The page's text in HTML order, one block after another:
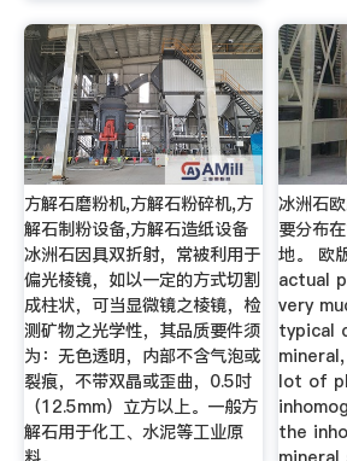
方解石磨粉机,方解石粉碎机,方
解石制粉设备,方解石造纸设备
冰洲石因具双折射，常被利用于
偏光棱镜，如以一定的方式切割
成柱状，可当显微镜之棱镜，检
测矿物之光学性，其品质要件须
为：无色透明，内部不含气泡或
裂痕，不带双晶或歪曲，0.5吋
（12.5mm）立方以上。一般方
解石用于化工、水泥等工业原
冰洲石
要分布
地。 欧
actual
very
typical
lot of
the